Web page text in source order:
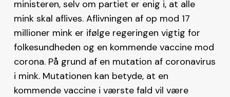
ministeren, selv om partiet er enig i, at alle
mink skal aflives. Aflivningen af op mod 17
millioner mink er ifølge regeringen vigtig for
folkesundheden og en kommende vaccine mod
corona. På grund af en mutation af coronavirus
i mink. Mutationen kan betyde, at en
kommende vaccine i værste fald vil være